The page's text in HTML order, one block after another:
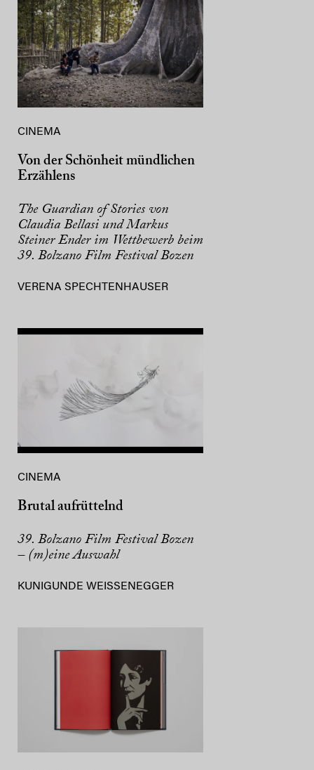
CINEMA
Von der Schönheit mündlichen
Erzählens
The Guardian of Stories von
Claudia Bellasi und Markus
Steiner Ender im Wettbewerb beim
39. Bolzano Film Festival Bozen
VERENA SPECHTENHAUSER
CINEMA
Brutal aufrüttelnd
39. Bolzano Film Festival Bozen
– (m)eine Auswahl
KUNIGUNDE WEISSENEGGER